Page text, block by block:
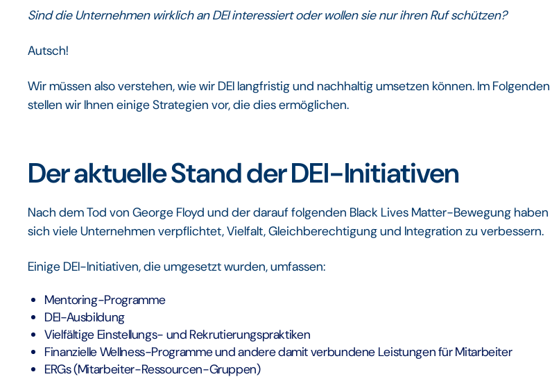
Sind die Unternehmen wirklich an DEI interessiert oder wollen sie nur ihren Ruf schützen?
Autsch!
Wir müssen also verstehen, wie wir DEI langfristig und nachhaltig umsetzen können. Im Folgenden
stellen wir Ihnen einige Strategien vor, die dies ermöglichen.
Der aktuelle Stand der DEI-Initiativen
Nach dem Tod von George Floyd und der darauf folgenden Black Lives Matter-Bewegung haben
sich viele Unternehmen verpflichtet, Vielfalt, Gleichberechtigung und Integration zu verbessern.
Einige DEI-Initiativen, die umgesetzt wurden, umfassen:
Mentoring-Programme
DEI-Ausbildung
Vielfältige Einstellungs- und Rekrutierungspraktiken
Finanzielle Wellness-Programme und andere damit verbundene Leistungen für Mitarbeiter
ERGs (Mitarbeiter-Ressourcen-Gruppen)